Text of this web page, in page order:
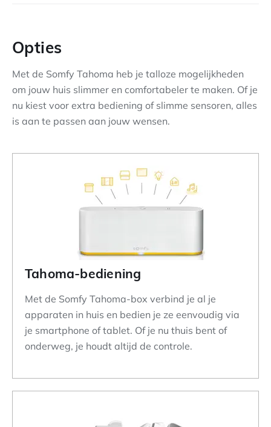
Opties
Met de Somfy Tahoma heb je talloze mogelijkheden
om jouw huis slimmer en comfortabeler te maken. Of je
nu kiest voor extra bediening of slimme sensoren, alles
is aan te passen aan jouw wensen.
Tahoma-bediening
Met de Somfy Tahoma-box verbind je al je
apparaten in huis en bedien je ze eenvoudig via
je smartphone of tablet. Of je nu thuis bent of
onderweg, je houdt altijd de controle.